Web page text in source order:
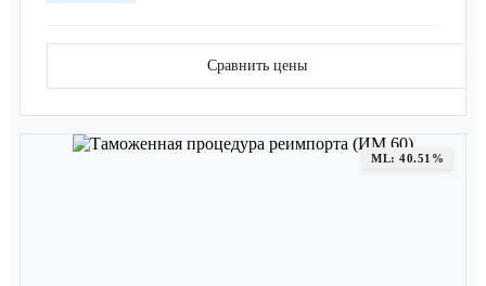
Сравнить цены
ML: 40.51%